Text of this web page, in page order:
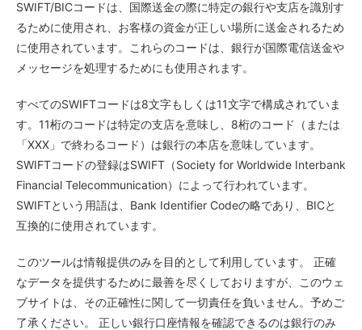
SWIFT/BICコードは、国際送金の際に特定の銀行や支店を識別す
るために使用され、お客様の資金が正しい場所に送金されるため
に使用されています。これらのコードは、銀行が国際電信送金や
メッセージを処理するためにも使用されます。
すべてのSWIFTコードは8文字もしくは11文字で構成されていま
す。11桁のコードは特定の支店を意味し、8桁のコード（または
「XXX」で終わるコード）は銀行の本店を意味しています。
SWIFTコードの登録はSWIFT（Society for Worldwide Interbank
Financial Telecommunication）によって行われています。
SWIFTという用語は、Bank Identifier Codeの略であり、BICと
互換的に使用されています。
このツールは情報提供のみを目的として利用しています。 正確
なデータを提供するために最善を尽くしておりますが、このウェ
ブサイトは、その正確性に関して一切責任を負いません。予めご
了承ください。 正しい銀行口座情報を確認できるのは銀行のみ